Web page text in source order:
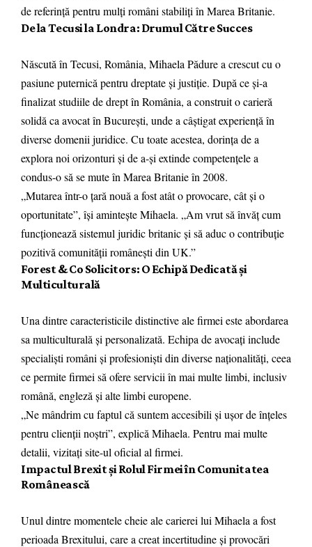
de referință pentru mulți români stabiliți în Marea Britanie.
De la Tecusi la Londra: Drumul Către Succes
Născută în Tecusi, România, Mihaela Pădure a crescut cu o
pasiune puternică pentru dreptate și justiție. După ce și-a
finalizat studiile de drept în România, a construit o carieră
solidă ca avocat în București, unde a câștigat experiență în
diverse domenii juridice. Cu toate acestea, dorința de a
explora noi orizonturi și de a-și extinde competențele a
condus-o să se mute în Marea Britanie în 2008.
„Mutarea într-o țară nouă a fost atât o provocare, cât și o
oportunitate”, își amintește Mihaela. „Am vrut să învăț cum
funcționează sistemul juridic britanic și să aduc o contribuție
pozitivă comunității românești din UK.”
Forest & Co Solicitors: O Echipă Dedicată și
Multiculturală
Una dintre caracteristicile distinctive ale firmei este abordarea
sa multiculturală și personalizată. Echipa de avocați include
specialiști români și profesioniști din diverse naționalități, ceea
ce permite firmei să ofere servicii în mai multe limbi, inclusiv
română, engleză și alte limbi europene.
„Ne mândrim cu faptul că suntem accesibili și ușor de înțeles
pentru clienții noștri”, explică Mihaela. Pentru mai multe
detalii, vizitați site-ul oficial al firmei.
Impactul Brexit și Rolul Firmei în Comunitatea
Românească
Unul dintre momentele cheie ale carierei lui Mihaela a fost
perioada Brexitului, care a creat incertitudine și provocări